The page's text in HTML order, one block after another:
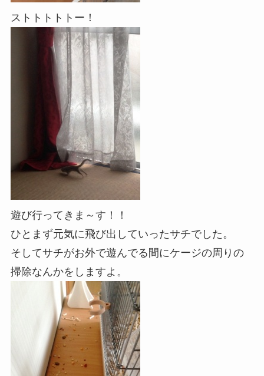
ストトトトトー！
遊び行ってきま～す！！
ひとまず元気に飛び出していったサチでした。
そしてサチがお外で遊んでる間にケージの周りの
掃除なんかをしますよ。